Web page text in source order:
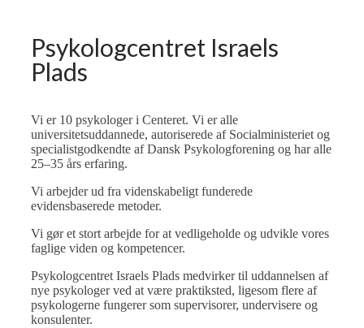
Psykologcentret Israels
Plads
Vi er 10 psykologer i Centeret. Vi er alle
universitetsuddannede, autoriserede af Socialministeriet og
specialistgodkendte af Dansk Psykologforening og har alle
25–35 års erfaring.
Vi arbejder ud fra videnskabeligt funderede
evidensbaserede metoder.
Vi gør et stort arbejde for at vedligeholde og udvikle vores
faglige viden og kompetencer.
Psykologcentret Israels Plads medvirker til uddannelsen af
nye psykologer ved at være praktiksted, ligesom flere af
psykologerne fungerer som supervisorer, undervisere og
konsulenter.